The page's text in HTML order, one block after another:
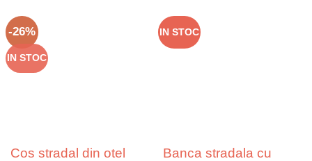
-26%
IN STOC
Cos stradal din otel
IN STOC
Banca stradala cu